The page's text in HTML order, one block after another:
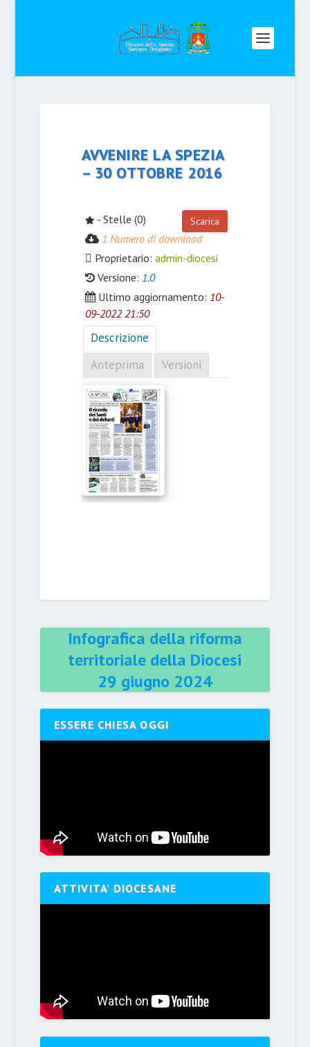
AVVENIRE LA SPEZIA
– 30 OTTOBRE 2016
Scarica
- Stelle (0)
1 Numero di download
Proprietario: admin-diocesi
Versione: 1.0
Ultimo aggiornamento: 10-
09-2022 21:50
Descrizione
Anteprima
Versioni
Infografica della riforma
territoriale della Diocesi
29 giugno 2024
ESSERE CHIESA OGGI
ATTIVITA’ DIOCESANE